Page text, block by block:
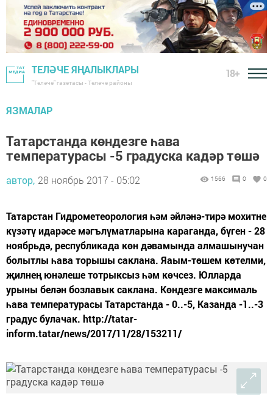
ТЕЛӘЧЕ ЯҢАЛЫКЛАРЫ
"Теләче" газетасы - Теләче районы
18+
ЯЗМАЛАР
Татарстанда көндезге һава
температурасы -5 градуска кадәр төшә
автор, 28 ноябрь 2017 - 05:02 1566 0 0
Татарстан Гидрометеорология һәм әйләнә-тирә мохитне
күзәтү идарәсе мәгълүматларына караганда, бүген - 28
ноябрьдә, республикада көн дәвамында алмашынучан
болытлы һава торышы саклана. Яаым-төшем көтелми,
җилнең юнәлеше тотрыксыз һәм көчсез. Юлларда
урыны белән бозлавык саклана. Көндезге максималь
һава температурасы Татарстанда - 0..-5, Казанда -1..-3
градус булачак. http://tatar-
inform.tatar/news/2017/11/28/153211/